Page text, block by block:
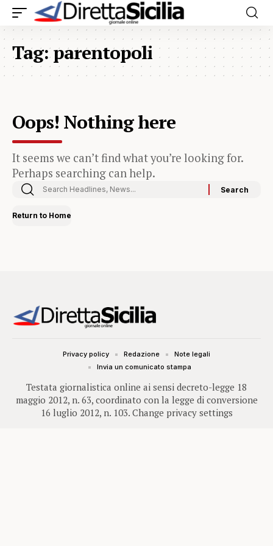
Tag:parentopoli
Oops! Nothing here
It seems we can’t find what you’re looking for.
Perhaps searching can help.
Return to Home
Testata giornalistica online ai sensi decreto-legge 18
maggio 2012, n. 63, coordinato con la legge di conversione
16 luglio 2012, n. 103. Change privacy settings
Privacy policy Redazione
Note legali
Invia un comunicato stampa